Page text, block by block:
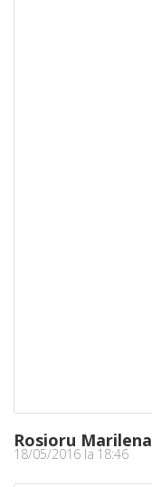
Rosioru Marilena
18/05/2016 la 18:46